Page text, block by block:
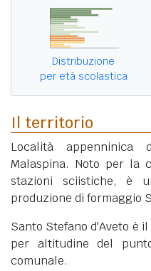
Distribuzione
per età scolastica
Il territorio
Località appenninica
Malaspina. Noto per la
stazioni sciistiche, è
produzione di formaggio
Santo Stefano d'Aveto è il
per altitudine del
comunale.